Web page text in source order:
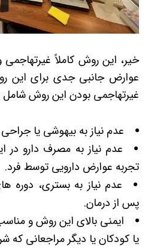
خیر، این روش کاملاً غیرتهاجمی
عوارض جانبی‌ جدی برای این
غیرتهاجمی بودن این روش شامل
عدم نیاز به بیهوشی یا
عدم نیاز به مصرف دارو
تجربه عوارض دارویی توسط فرد.
عدم نیاز به بستری، دوره
پس از درمان.
ایمنی بالای این روش و
یا کودکان یا دیگر مراجعانی که